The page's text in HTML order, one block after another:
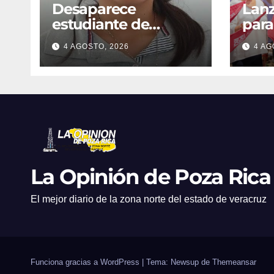
Desaparece
estudiante de
Entabladero
4 AGOSTO, 2026 4
La Opinión de Poza Rica
El mejor diario de la zona norte del estado de veracruz
Funciona gracias a WordPress | Tema: Newsup de Themeansar